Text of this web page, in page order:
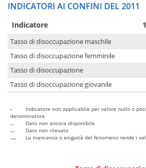
INDICATORI AI CONFINI DEL 2011
Indicatore
Tasso di disoccupazione maschile
Tasso di disoccupazione femminile
Tasso di disoccupazione
Tasso di disoccupazione giovanile
-
Indicatore non applicabile per valore nullo o
denominatore
..
Dato non ancora disponibile
...
Dato non rilevato
....
La mancanza o esiguità del fenomeno rende i